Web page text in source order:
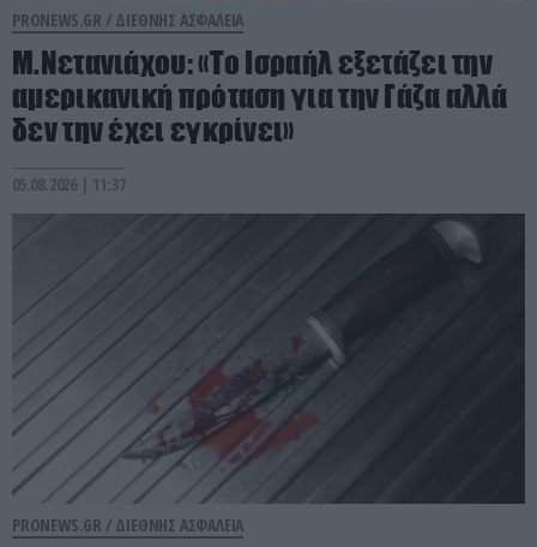
PRONEWS.GR / ΔΙΕΘΝΗΣ ΑΣΦΑΛΕΙΑ
Μ.Νετανιάχου: «Το Ισραήλ εξετάζει την
αμερικανική πρόταση για την Γάζα αλλά
δεν την έχει εγκρίνει»
05.08.2026 | 11:37
PRONEWS.GR / ΔΙΕΘΝΗΣ ΑΣΦΑΛΕΙΑ